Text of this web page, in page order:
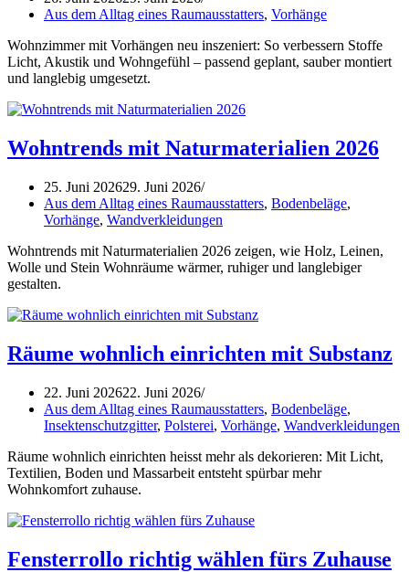
Aus dem Alltag eines Raumausstatters, Vorhänge
Wohnzimmer mit Vorhängen neu inszeniert: So verbessern Stoffe
Licht, Akustik und Wohngefühl – passend geplant, sauber montiert
und langlebig umgesetzt.
Wohntrends mit Naturmaterialien 2026
25. Juni 202629. Juni 2026
Aus dem Alltag eines Raumausstatters, Bodenbeläge,
Vorhänge, Wandverkleidungen
Wohntrends mit Naturmaterialien 2026 zeigen, wie Holz, Leinen,
Wolle und Stein Wohnräume wärmer, ruhiger und langlebiger
gestalten.
Räume wohnlich einrichten mit Substanz
22. Juni 202622. Juni 2026
Aus dem Alltag eines Raumausstatters, Bodenbeläge,
Insektenschutzgitter, Polsterei, Vorhänge, Wandverkleidungen
Räume wohnlich einrichten heisst mehr als dekorieren: Mit Licht,
Textilien, Boden und Massarbeit entsteht spürbar mehr
Wohnkomfort zuhause.
Fensterrollo richtig wählen fürs Zuhause